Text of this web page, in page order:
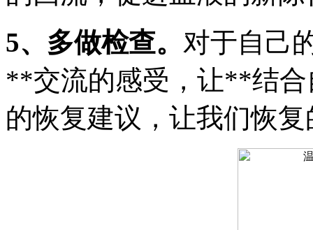
5、多做检查。 对于自己
**交流的感受，让**结合
的恢复建议，让我们恢